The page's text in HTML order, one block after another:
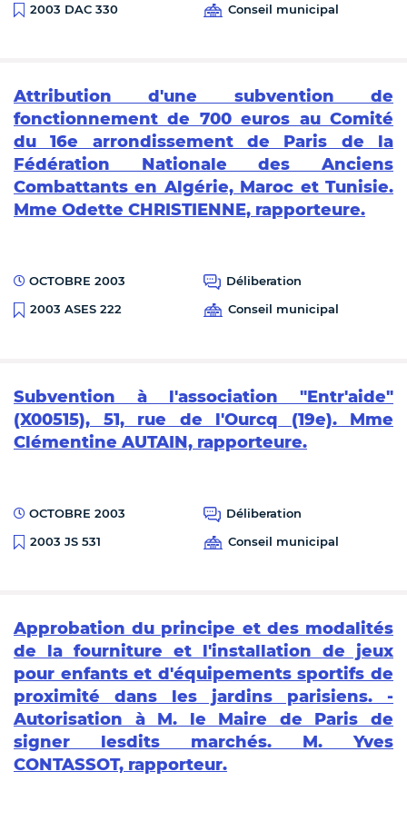
2003 DAC 330
Conseil municipal
Attribution d'une subvention de
fonctionnement de 700 euros au Comité
du 16e arrondissement de Paris de la
Fédération Nationale des Anciens
Combattants en Algérie, Maroc et Tunisie.
Mme Odette CHRISTIENNE, rapporteure.
OCTOBRE 2003
Déliberation
2003 ASES 222
Conseil municipal
Subvention à l'association "Entr'aide"
(X00515), 51, rue de l'Ourcq (19e). Mme
Clémentine AUTAIN, rapporteure.
OCTOBRE 2003
Déliberation
2003 JS 531
Conseil municipal
Approbation du principe et des modalités
de la fourniture et l'installation de jeux
pour enfants et d'équipements sportifs de
proximité dans les jardins parisiens. -
Autorisation à M. le Maire de Paris de
signer lesdits marchés. M. Yves
CONTASSOT, rapporteur.